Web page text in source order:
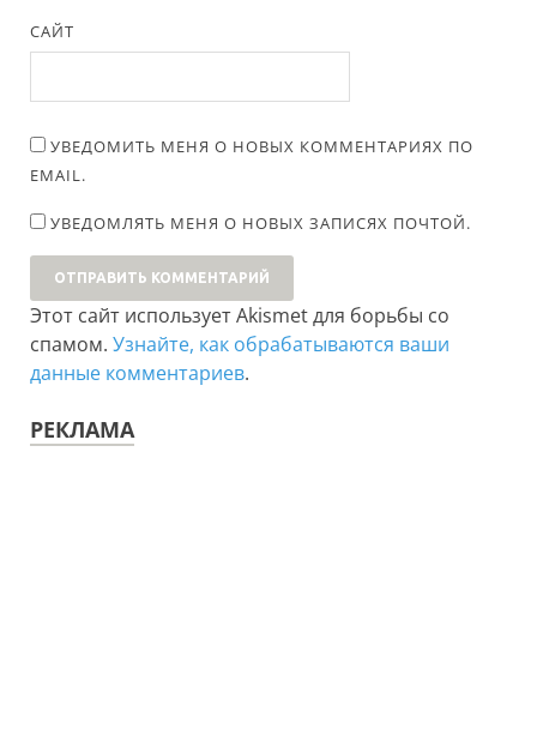
САЙТ
УВЕДОМИТЬ МЕНЯ О НОВЫХ КОММЕНТАРИЯХ ПО
EMAIL.
УВЕДОМЛЯТЬ МЕНЯ О НОВЫХ ЗАПИСЯХ ПОЧТОЙ.
Этот сайт использует Akismet для борьбы со
спамом. Узнайте, как обрабатываются ваши
данные комментариев.
РЕКЛАМА